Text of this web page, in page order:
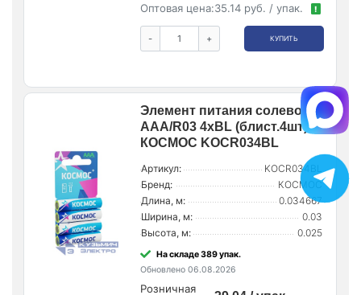
Оптовая цена:35.14 руб. / упак. !
- + КУПИТЬ
Элемент питания солевой
AAA/R03 4хBL (блист.4шт)
КОСМОС KOCR034BL
Артикул:
KOCR034BL
Бренд:
КОСМОС
Длина, м:
0.034667
Ширина, м:
0.03
Высота, м:
0.025
На складе 389 упак.
Обновлено 06.08.2026
Розничная